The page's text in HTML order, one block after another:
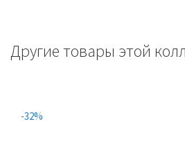
Другие товары этой
-32%